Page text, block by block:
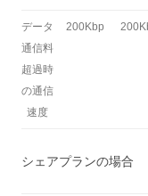
データ
通信料
超過時
の通信
速度
200Kbp
シェアプランの場合